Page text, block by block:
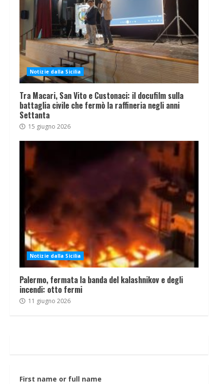
Notizie dalla Sicilia
Tra Macari, San Vito e Custonaci: il docufilm sulla
battaglia civile che fermò la raffineria negli anni
Settanta
15 giugno 2026
Notizie dalla Sicilia
Palermo, fermata la banda del kalashnikov e degli
incendi: otto fermi
11 giugno 2026
First name or full name